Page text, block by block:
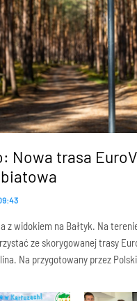
Nowa trasa
z widokiem na Bałtyk. Na
ze skorygowanej trasy
Na przygotowany przez